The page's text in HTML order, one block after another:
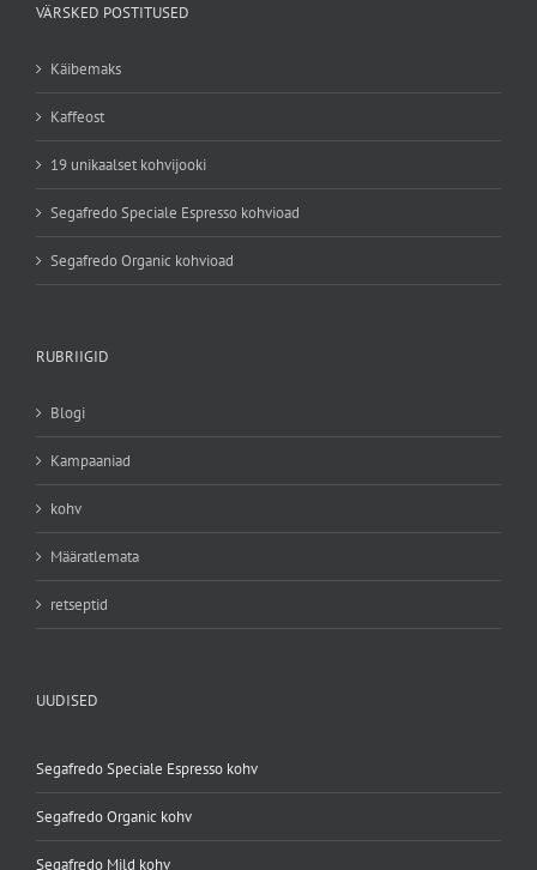
VÄRSKED POSTITUSED
Käibemaks
Kaffeost
19 unikaalset kohvijooki
Segafredo Speciale Espresso kohvioad
Segafredo Organic kohvioad
RUBRIIGID
Blogi
Kampaaniad
kohv
Määratlemata
retseptid
UUDISED
Segafredo Speciale Espresso kohv
Segafredo Organic kohv
Segafredo Mild kohv